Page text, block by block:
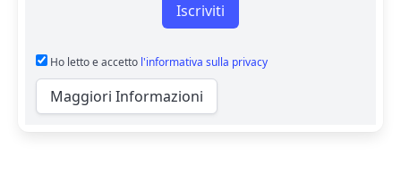
Iscriviti
Ho letto e accetto l'informativa sulla privacy
Maggiori Informazioni